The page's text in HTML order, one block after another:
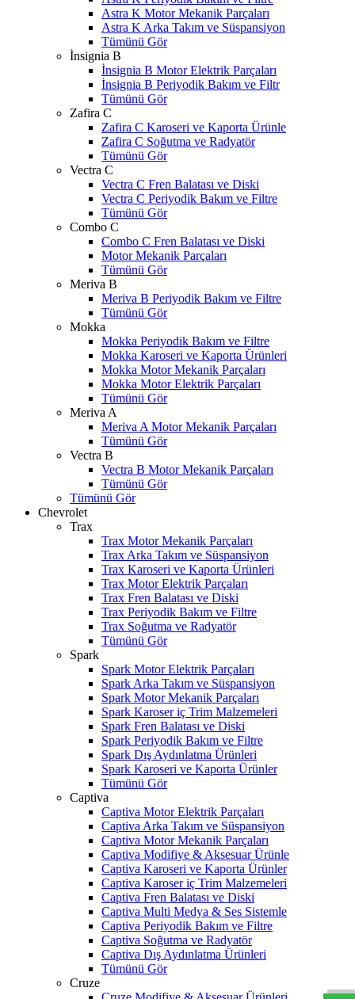
Astra K Motor Mekanik Parçaları
Astra K Arka Takım ve Süspansiyon
Tümünü Gör
İnsignia B
İnsignia B Motor Elektrik Parçaları
İnsignia B Periyodik Bakım ve Filtr
Tümünü Gör
Zafira C
Zafira C Karoseri ve Kaporta Ürünle
Zafira C Soğutma ve Radyatör
Tümünü Gör
Vectra C
Vectra C Fren Balatası ve Diski
Vectra C Periyodik Bakım ve Filtre
Tümünü Gör
Combo C
Combo C Fren Balatası ve Diski
Motor Mekanik Parçaları
Tümünü Gör
Meriva B
Meriva B Periyodik Bakım ve Filtre
Tümünü Gör
Mokka
Mokka Periyodik Bakım ve Filtre
Mokka Karoseri ve Kaporta Ürünleri
Mokka Motor Mekanik Parçaları
Mokka Motor Elektrik Parçaları
Tümünü Gör
Meriva A
Meriva A Motor Mekanik Parçaları
Tümünü Gör
Vectra B
Vectra B Motor Mekanik Parçaları
Tümünü Gör
Tümünü Gör
Chevrolet
Trax
Trax Motor Mekanik Parçaları
Trax Arka Takım ve Süspansiyon
Trax Karoseri ve Kaporta Ürünleri
Trax Motor Elektrik Parçaları
Trax Fren Balatası ve Diski
Trax Periyodik Bakım ve Filtre
Trax Soğutma ve Radyatör
Tümünü Gör
Spark
Spark Motor Elektrik Parçaları
Spark Arka Takım ve Süspansiyon
Spark Motor Mekanik Parçaları
Spark Karoser iç Trim Malzemeleri
Spark Fren Balatası ve Diski
Spark Periyodik Bakım ve Filtre
Spark Dış Aydınlatma Ürünleri
Spark Karoseri ve Kaporta Ürünler
Tümünü Gör
Captiva
Captiva Motor Elektrik Parçaları
Captiva Arka Takım ve Süspansiyon
Captiva Motor Mekanik Parçaları
Captiva Modifiye & Aksesuar Ürünle
Captiva Karoseri ve Kaporta Ürünler
Captiva Karoser iç Trim Malzemeleri
Captiva Fren Balatası ve Diski
Captiva Multi Medya & Ses Sistemle
Captiva Periyodik Bakım ve Filtre
Captiva Soğutma ve Radyatör
Captiva Dış Aydınlatma Ürünleri
Tümünü Gör
Cruze